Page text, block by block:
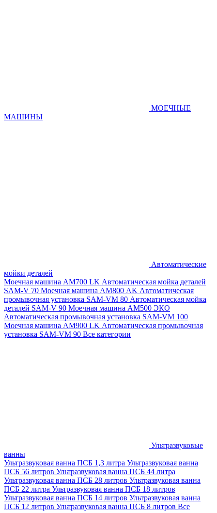
МОЕЧНЫЕ
МАШИНЫ
Автоматические
мойки деталей
Моечная машина AM700 LK Автоматическая мойка деталей
SAM-V 70 Моечная машина АМ800 AK Автоматическая
промывочная установка SAM-VM 80 Автоматическая мойка
деталей SAM-V 90 Моечная машина АМ500 ЭКО
Автоматическая промывочная установка SAM-VM 100
Моечная машина AM900 LK Автоматическая промывочная
установка SAM-VM 90 Все категории
Ультразвуковые
ванны
Ультразвуковая ванна ПСБ 1,3 литра Ультразвуковая ванна
ПСБ 56 литров Ультразвуковая ванна ПСБ 44 литра
Ультразвуковая ванна ПСБ 28 литров Ультразвуковая ванна
ПСБ 22 литра Ультразвуковая ванна ПСБ 18 литров
Ультразвуковая ванна ПСБ 14 литров Ультразвуковая ванна
ПСБ 12 литров Ультразвуковая ванна ПСБ 8 литров Все